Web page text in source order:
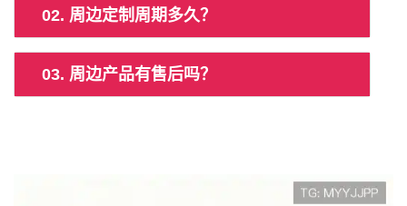
02. 周边定制周期多久？
03. 周边产品有售后吗？